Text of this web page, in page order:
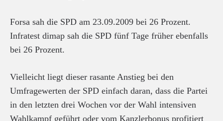
Forsa sah die SPD am 23.09.2009 bei 26 Prozent.
Infratest dimap sah die SPD fünf Tage früher ebenfalls
bei 26 Prozent.
Vielleicht liegt dieser rasante Anstieg bei den
Umfragewerten der SPD einfach daran, dass die Partei
in den letzten drei Wochen vor der Wahl intensiven
Wahlkampf geführt oder vom Kanzlerbonus profitiert